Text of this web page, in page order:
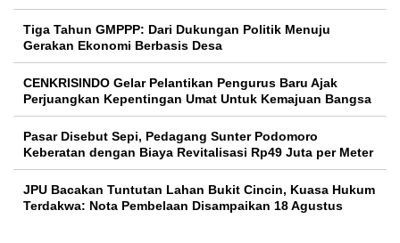
Tiga Tahun GMPPP: Dari Dukungan Politik Menuju
Gerakan Ekonomi Berbasis Desa
CENKRISINDO Gelar Pelantikan Pengurus Baru Ajak
Perjuangkan Kepentingan Umat Untuk Kemajuan Bangsa
Pasar Disebut Sepi, Pedagang Sunter Podomoro
Keberatan dengan Biaya Revitalisasi Rp49 Juta per Meter
JPU Bacakan Tuntutan Lahan Bukit Cincin, Kuasa Hukum
Terdakwa: Nota Pembelaan Disampaikan 18 Agustus